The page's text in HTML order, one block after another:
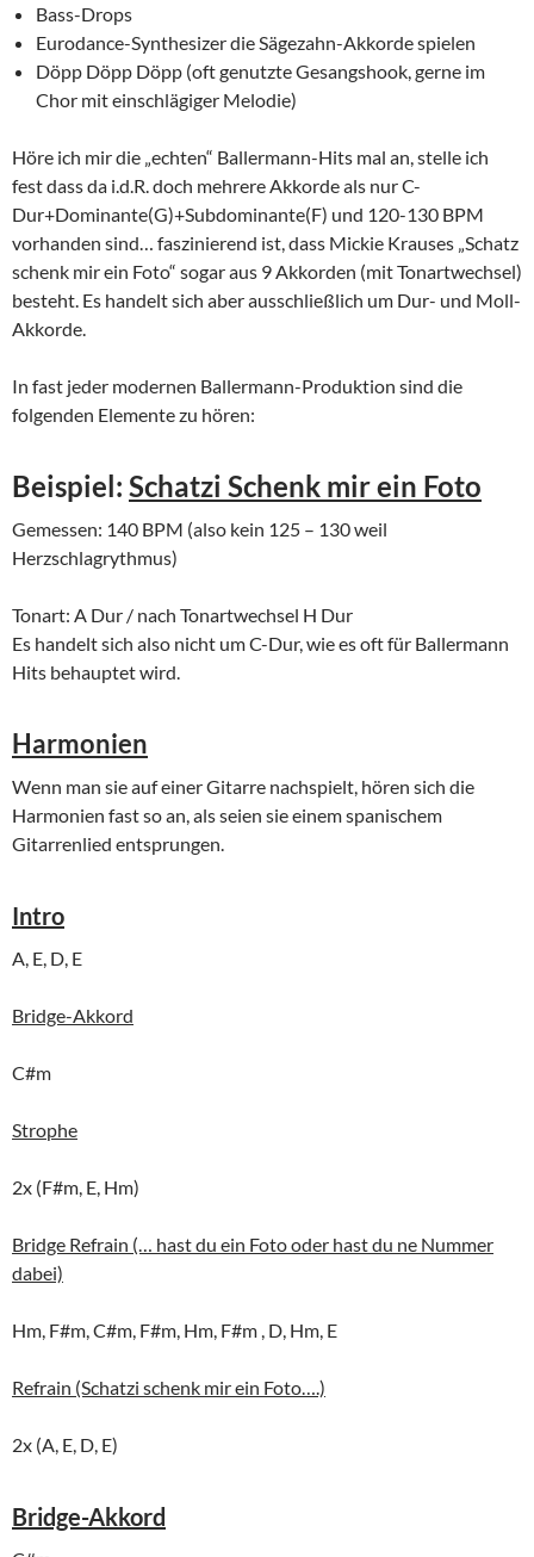
Bass-Drops
Eurodance-Synthesizer die Sägezahn-Akkorde spielen
Döpp Döpp Döpp (oft genutzte Gesangshook, gerne im
Chor mit einschlägiger Melodie)
Höre ich mir die „echten“ Ballermann-Hits mal an, stelle ich
fest dass da i.d.R. doch mehrere Akkorde als nur C-
Dur+Dominante(G)+Subdominante(F) und 120-130 BPM
vorhanden sind… faszinierend ist, dass Mickie Krauses „Schatz
schenk mir ein Foto“ sogar aus 9 Akkorden (mit Tonartwechsel)
besteht. Es handelt sich aber ausschließlich um Dur- und Moll-
Akkorde.
In fast jeder modernen Ballermann-Produktion sind die
folgenden Elemente zu hören:
Beispiel: Schatzi Schenk mir ein Foto
Gemessen: 140 BPM (also kein 125 – 130 weil
Herzschlagrythmus)
Tonart: A Dur / nach Tonartwechsel H Dur
Es handelt sich also nicht um C-Dur, wie es oft für Ballermann
Hits behauptet wird.
Harmonien
Wenn man sie auf einer Gitarre nachspielt, hören sich die
Harmonien fast so an, als seien sie einem spanischem
Gitarrenlied entsprungen.
Intro
A, E, D, E
Bridge-Akkord
C#m
Strophe
2x (F#m, E, Hm)
Bridge Refrain (… hast du ein Foto oder hast du ne Nummer
dabei)
Hm, F#m, C#m, F#m, Hm, F#m , D, Hm, E
Refrain (Schatzi schenk mir ein Foto….)
2x (A, E, D, E)
Bridge-Akkord